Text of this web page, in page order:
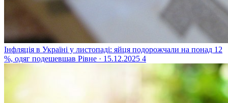
Інфляція в Україні у листопаді: яйця подорожчали на понад 12
%, одяг подешевшав Рівне · 15.12.2025 4